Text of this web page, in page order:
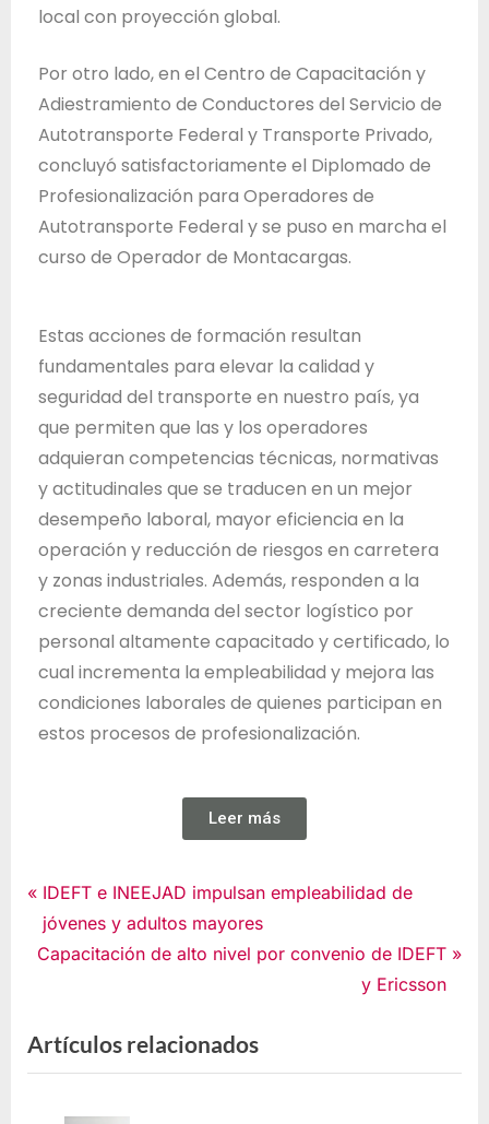
local con proyección global.
Por otro lado, en el Centro de Capacitación y
Adiestramiento de Conductores del Servicio de
Autotransporte Federal y Transporte Privado,
concluyó satisfactoriamente el Diplomado de
Profesionalización para Operadores de
Autotransporte Federal y se puso en marcha el
curso de Operador de Montacargas.
Estas acciones de formación resultan
fundamentales para elevar la calidad y
seguridad del transporte en nuestro país, ya
que permiten que las y los operadores
adquieran competencias técnicas, normativas
y actitudinales que se traducen en un mejor
desempeño laboral, mayor eficiencia en la
operación y reducción de riesgos en carretera
y zonas industriales. Además, responden a la
creciente demanda del sector logístico por
personal altamente capacitado y certificado, lo
cual incrementa la empleabilidad y mejora las
condiciones laborales de quienes participan en
estos procesos de profesionalización.
Leer más
Noticias
IDEFT e INEEJAD impulsan empleabilidad de
jóvenes y adultos mayores
Capacitación de alto nivel por convenio de IDEFT
y Ericsson
Artículos relacionados